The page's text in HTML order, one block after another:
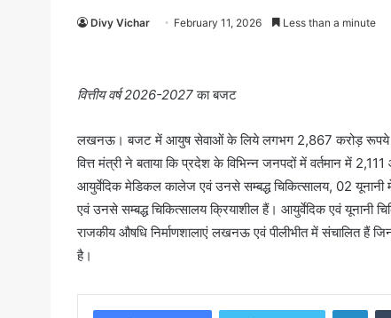
Divy Vichar February 11, 2026 Less than a minute
वित्तीय वर्ष 2026-2027का बजट
लखनऊ। बजट में आयुष सेवाओं के लिये लगभग 2,867 करोड़ रूपये की
वित्त मंत्री ने बताया कि प्रदेश के विभिन्न जनपदों में वर्तमान में
आयुर्वेदिक मेडिकल कालेज एवं उनसे सम्बद्ध चिकित्सालय, 02
एवं उनसे सम्बद्ध चिकित्सालय क्रियाशील हैं। आयुर्वेदिक एवं यूनानी
राजकीय औषधि निर्माणशालाएं लखनऊ एवं पीलीभीत में संचालित हैं
है।